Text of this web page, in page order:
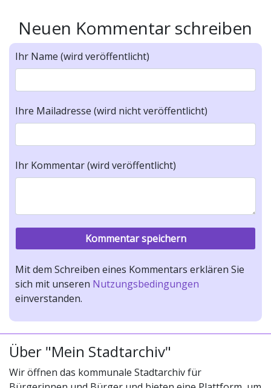
Neuen Kommentar schreiben
Ihr Name (wird veröffentlicht)
Ihre Mailadresse (wird nicht veröffentlicht)
Ihr Kommentar (wird veröffentlicht)
Mit dem Schreiben eines Kommentars erklären Sie
sich mit unseren Nutzungsbedingungen
einverstanden.
Über "Mein Stadtarchiv"
Wir öffnen das kommunale Stadtarchiv für